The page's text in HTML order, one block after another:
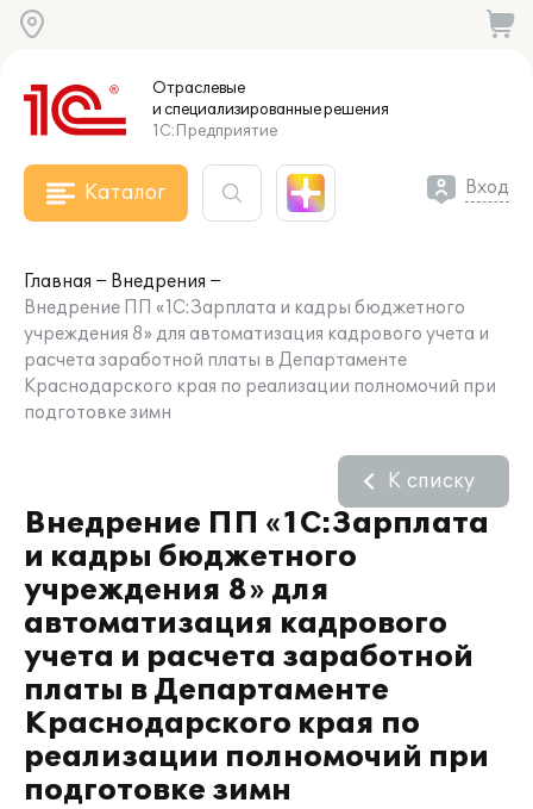
Отраслевые
и специализированныерешения
1С:Предприятие
Каталог Вход
Главная
Внедрения
Внедрение ПП «1С:Зарплата и кадры бюджетного
учреждения 8» для автоматизация кадрового учета и
расчета заработной платы в Департаменте
Краснодарского края по реализации полномочий при
подготовке зимн
Внедрение ПП «1С:Зарплата
и кадры бюджетного
учреждения 8» для
автоматизация кадрового
учета и расчета заработной
платы в Департаменте
Краснодарского края по
реализации полномочий при
подготовке зимн
К списку